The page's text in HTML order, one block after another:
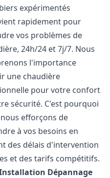
expérimentés
rapidement pour
vos problèmes de
24h/24 et 7j/7. Nous
l'importance
une chaudière
pour votre confort
sécurité. C'est pourquoi
efforçons de
à vos besoins en
des délais d'intervention
et des tarifs compétitifs.
Dépannage